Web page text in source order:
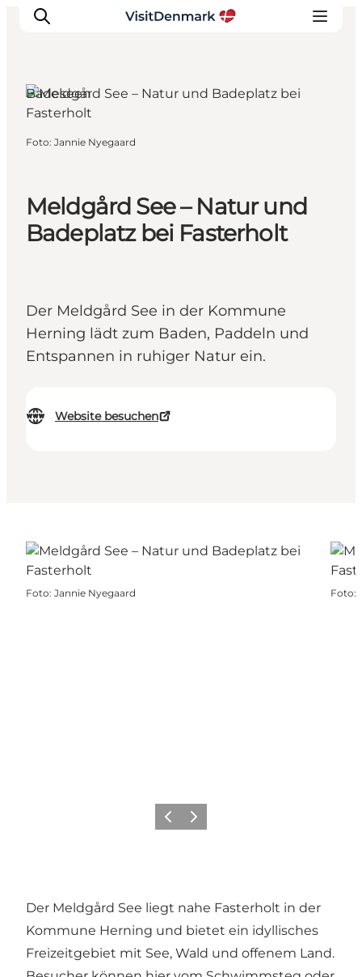
Inspiration
Unterkünfte
Reiseplanung
Meldgård See – Natur und
Badeplatz bei Fasterholt
Der Meldgård See in der Kommune
Herning lädt zum Baden, Paddeln und
Entspannen in ruhiger Natur ein.
Website besuchen
Badeseen
Foto: Jannie Nyegaard
Foto: Jannie Nyegaard Foto:
ZurückWeiter
Der Meldgård See liegt nahe Fasterholt in der
Kommune Herning und bietet ein idyllisches
Freizeitgebiet mit See, Wald und offenem Land.